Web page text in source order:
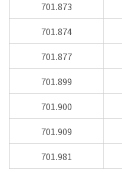
701.873
701.874
701.877
701.899
701.900
701.909
701.981